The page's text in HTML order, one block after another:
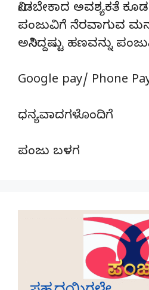
ನೀಡಬೇಕಾದ ಅವಶ್ಯಕತೆ
ಪಂಜುವಿಗೆ ನೆರವಾಗುವ
ಅನಿಸಿದ್ದಷ್ಟು ಹಣವನ್ನು
Google pay/ Phone
ಧನ್ಯವಾದಗಳೊಂದಿಗೆ
ಪಂಜು ಬಳಗ